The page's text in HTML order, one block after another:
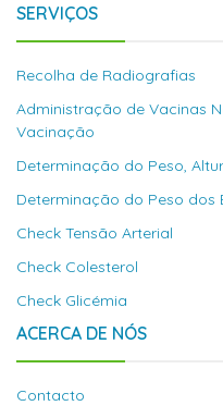
SERVIÇOS
Recolha de Radiografias
Administração de Vacinas
Vacinação
Determinação do Peso,
Determinação do Peso dos
Check Tensão Arterial
Check Colesterol
Check Glicémia
ACERCA DE NÓS
Contacto